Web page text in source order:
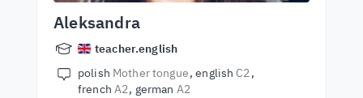
Aleksandra
teacher.english
polish Mother tongue english C2
french A2 german A2